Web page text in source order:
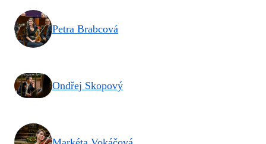
Petra Brabcová
Ondřej Skopový